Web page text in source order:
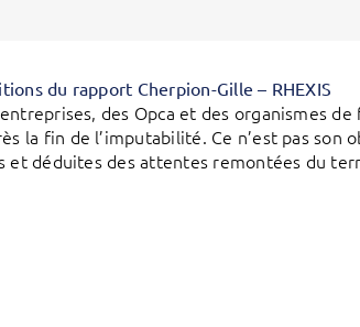
du rapport Cherpion-Gille – RHEXIS
des Opca et des organismes
la fin de l’imputabilité. Ce n’est pas son
et déduites des attentes remontées du